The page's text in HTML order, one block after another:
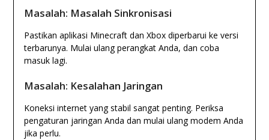
Masalah: Masalah Sinkronisasi
Pastikan aplikasi Minecraft dan Xbox diperbarui ke versi
terbarunya. Mulai ulang perangkat Anda, dan coba
masuk lagi.
Masalah: Kesalahan Jaringan
Koneksi internet yang stabil sangat penting. Periksa
pengaturan jaringan Anda dan mulai ulang modem Anda
jika perlu.